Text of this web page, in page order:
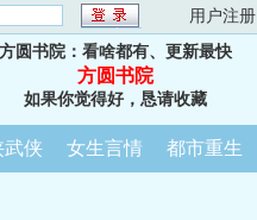
用户注册
方圆书院：看啥都有、更新最快
方圆书院
如果你觉得好，恳请收藏
武侠 女生言情 都市重生